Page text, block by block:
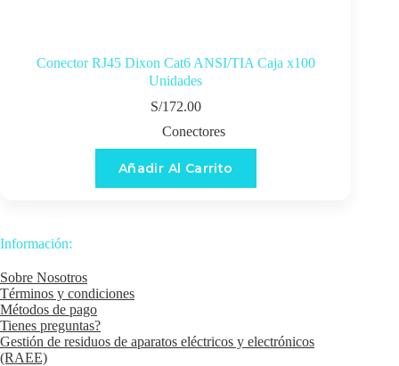
Conector RJ45 Dixon Cat6 ANSI/TIA Caja x100
Unidades
S/172.00
Conectores
Añadir Al Carrito
Información:
Sobre Nosotros
Términos y condiciones
Métodos de pago
Tienes preguntas?
Gestión de residuos de aparatos eléctricos y electrónicos
(RAEE)